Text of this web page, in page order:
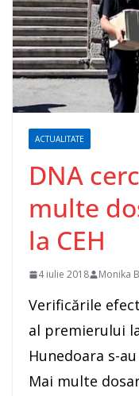
ACTUALITATE
DNA
multe
la CEH
4 iulie 2018 Monika
Verificările
al premierului
Hunedoara s-
Mai multe